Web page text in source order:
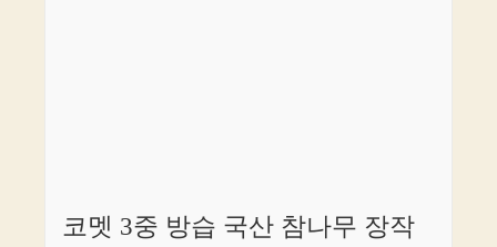
코멧 3중 방습 국산 참나무 장작